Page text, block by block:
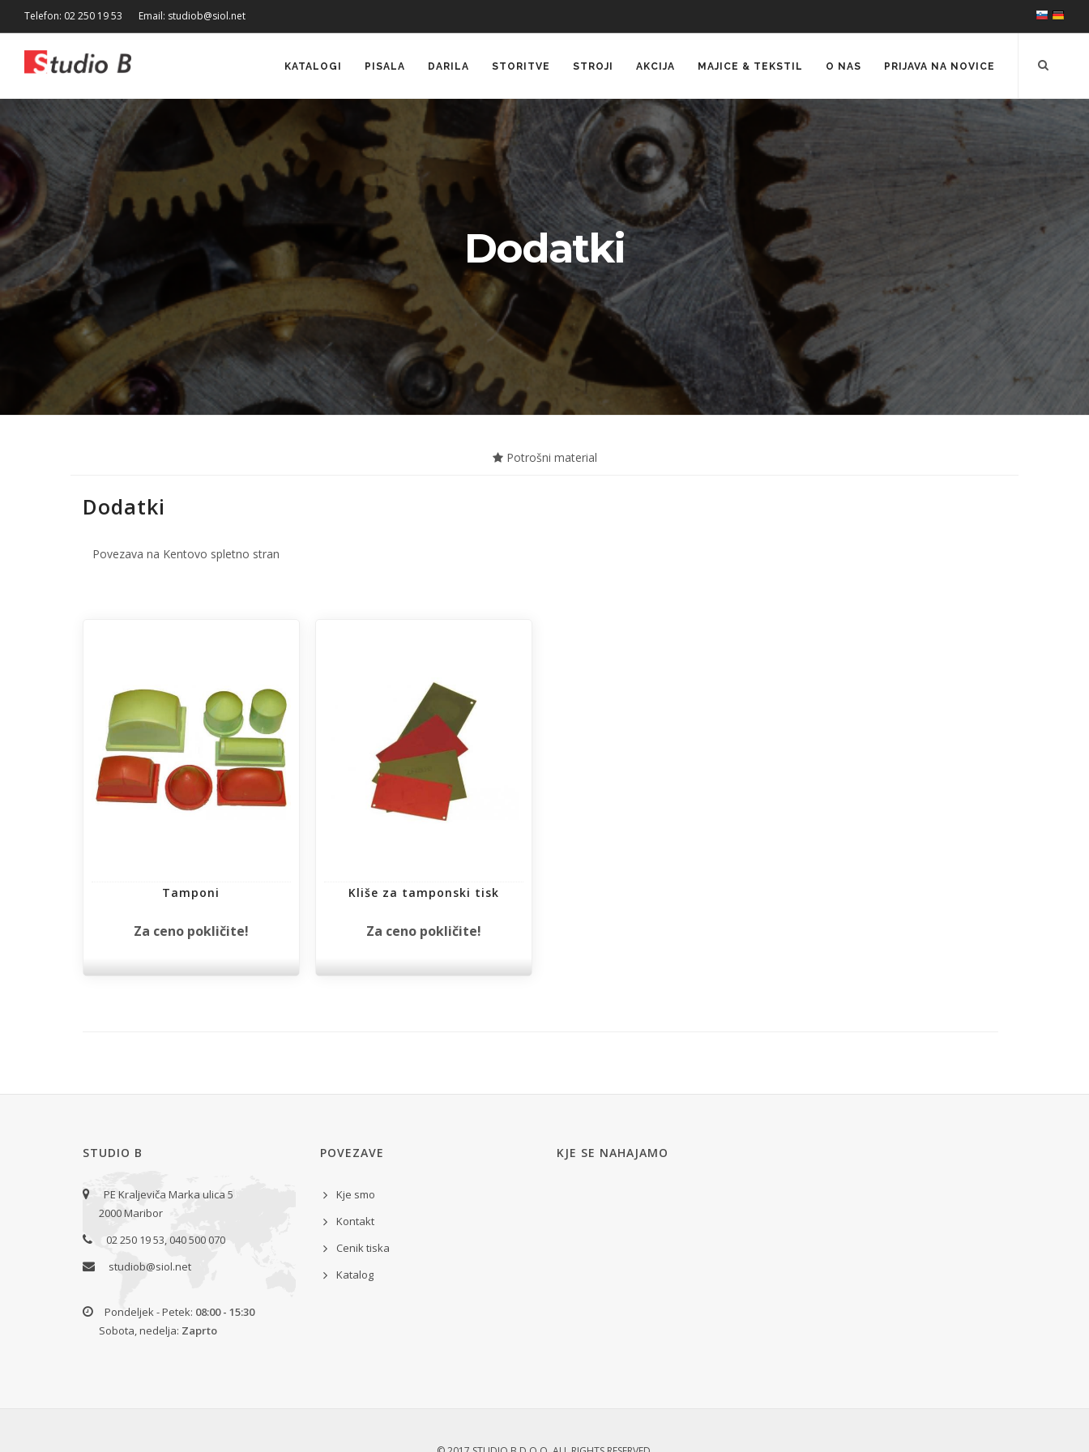
Telefon: 02 250 19 53 Email: studiob@siol.net
KATALOGI PISALA DARILA STORITVE STROJI AKCIJA MAJICE & TEKSTIL O NAS PRIJAVA NA NOVICE
Dodatki
Potrošni material
Dodatki
Povezava na Kentovo spletno stran
Tamponi
Za ceno pokličite!
Kliše za tamponski tisk
Za ceno pokličite!
STUDIO B
PE Kraljeviča Marka ulica 5
2000 Maribor
02 250 19 53, 040 500 070
studiob@siol.net
Pondeljek - Petek: 08:00 - 15:30
Sobota, nedelja: Zaprto
POVEZAVE
Kje smo
Kontakt
Cenik tiska
Katalog
KJE SE NAHAJAMO